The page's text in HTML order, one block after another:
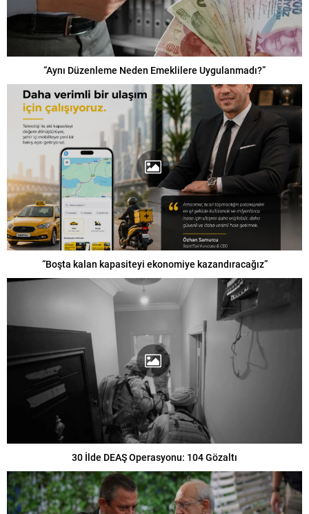
“Aynı Düzenleme Neden Emeklilere Uygulanmadı?”
“Boşta kalan kapasiteyi ekonomiye kazandıracağız”
30 İlde DEAŞ Operasyonu: 104 Gözaltı